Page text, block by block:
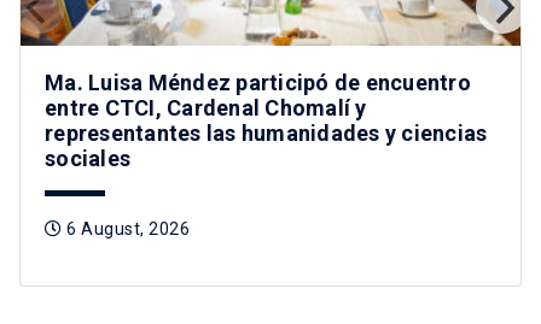
Ma. Luisa Méndez participó de encuentro
entre CTCI, Cardenal Chomalí y
representantes las humanidades y ciencias
sociales
6 August, 2026